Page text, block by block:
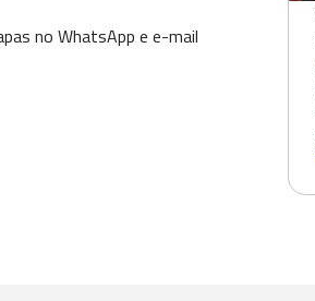
no WhatsApp e e-mail